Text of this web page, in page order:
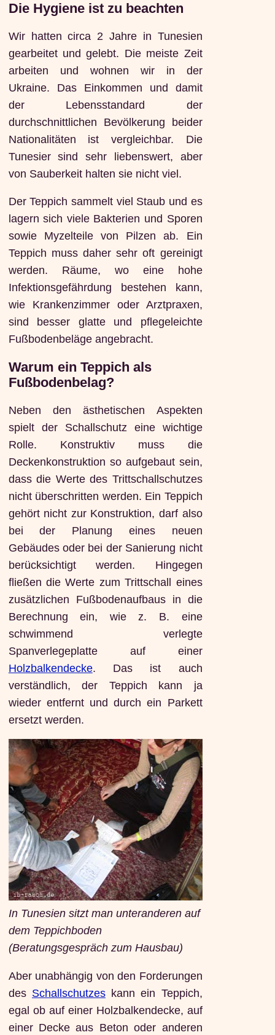
Die Hygiene ist zu beachten
Wir hatten circa 2 Jahre in Tunesien
gearbeitet und gelebt. Die meiste Zeit
arbeiten und wohnen wir in der
Ukraine. Das Einkommen und damit
der Lebensstandard der
durchschnittlichen Bevölkerung beider
Nationalitäten ist vergleichbar. Die
Tunesier sind sehr liebenswert, aber
von Sauberkeit halten sie nicht viel.
Der Teppich sammelt viel Staub und es
lagern sich viele Bakterien und Sporen
sowie Myzelteile von Pilzen ab. Ein
Teppich muss daher sehr oft gereinigt
werden. Räume, wo eine hohe
Infektionsgefährdung bestehen kann,
wie Krankenzimmer oder Arztpraxen,
sind besser glatte und pflegeleichte
Fußbodenbeläge angebracht.
Warum ein Teppich als
Fußbodenbelag?
Neben den ästhetischen Aspekten
spielt der Schallschutz eine wichtige
Rolle. Konstruktiv muss die
Deckenkonstruktion so aufgebaut sein,
dass die Werte des Trittschallschutzes
nicht überschritten werden. Ein Teppich
gehört nicht zur Konstruktion, darf also
bei der Planung eines neuen
Gebäudes oder bei der Sanierung nicht
berücksichtigt werden. Hingegen
fließen die Werte zum Trittschall eines
zusätzlichen Fußbodenaufbaus in die
Berechnung ein, wie z. B. eine
schwimmend verlegte
Spanverlegeplatte auf einer
Holzbalkendecke. Das ist auch
verständlich, der Teppich kann ja
wieder entfernt und durch ein Parkett
ersetzt werden.
In Tunesien sitzt man unteranderen auf
dem Teppichboden
(Beratungsgespräch zum Hausbau)
Aber unabhängig von den Forderungen
des Schallschutzeskann ein Teppich,
egal ob auf einer Holzbalkendecke, auf
einer Decke aus Beton oder anderen